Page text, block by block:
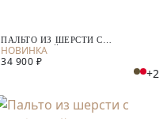
ПАЛЬТО ИЗ ШЕРСТИ С
МЕМБРАНОЙ
34 900 ₽
+2